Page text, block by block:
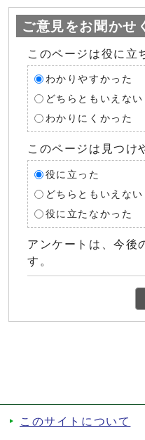
ご意見をお聞かせ
このページは役に立
わかりやすかった
どちらともいえない
わかりにくかった
このページは見つけ
役に立った
どちらともいえない
役に立たなかった
アンケートは、今後
す。
このサイトについて